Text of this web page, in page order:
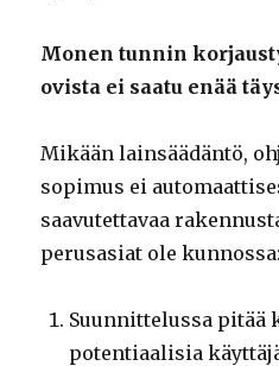
Monen tunnin
ovista ei saatu enää
Mikään lainsäädäntö,
sopimus ei
saavutettavaa
perusasiat ole kunnossa:
Suunnittelussa pitää
potentiaalisia